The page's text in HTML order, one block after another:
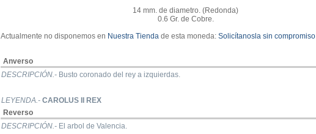
14 mm. de diametro. (Redonda)
0.6 Gr. de Cobre.
Actualmente no disponemos en Nuestra Tienda de esta moneda: Solicítanosla sin compromiso
Anverso
DESCRIPCIÓN.- Busto coronado del rey a izquierdas.
LEYENDA.- CAROLUS II REX
Reverso
DESCRIPCIÓN.- El arbol de Valencia.